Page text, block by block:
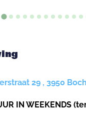
29 , 3950
IN WEEKENDS